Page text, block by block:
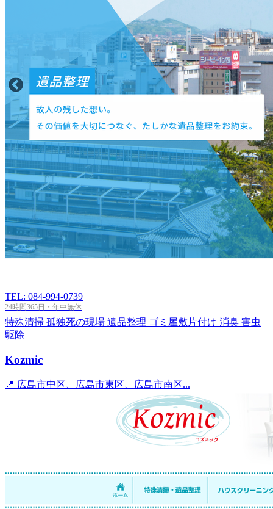
TEL: 084-994-0739
24時間365日・年中無休
特殊清掃 孤独死の現場 遺品整理 ゴミ屋敷片付け 消臭 害虫
駆除
Kozmic
📍 広島市中区、広島市東区、広島市南区...